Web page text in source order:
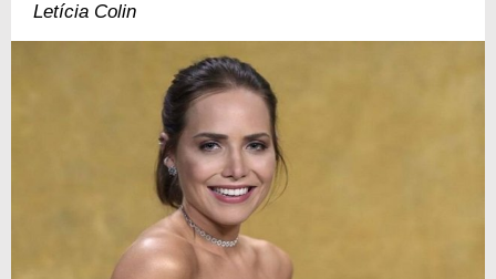
Letícia Colin